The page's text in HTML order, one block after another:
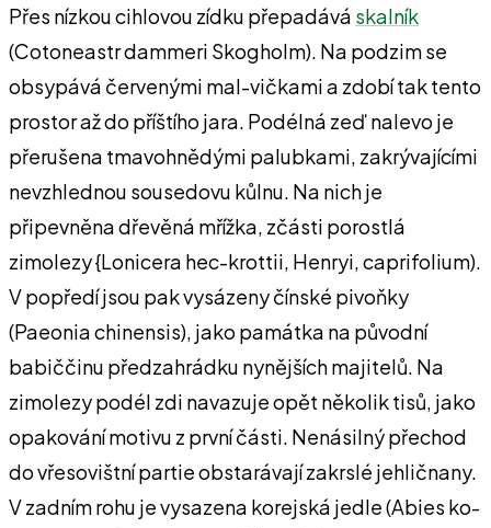
Přes nízkou cihlovou zídku přepadává skalník
(Cotoneastr dammeri Skogholm). Na podzim se
obsypává červenými mal-vičkami a zdobí tak tento
prostor až do příštího jara. Podélná zeď nalevo je
přerušena tmavohnědými palubkami, zakrývajícími
nevzhlednou sousedovu kůlnu. Na nich je
připevněna dřevěná mřížka, zčásti porostlá
zimolezy {Lonicera hec-krottii, Henryi, caprifolium).
V popředí jsou pak vysázeny čínské pivoňky
(Paeonia chinensis), jako památka na původní
babiččinu předzahrádku nynějších majitelů. Na
zimolezy podél zdi navazuje opět několik tisů, jako
opakování motivu z první části. Nenásilný přechod
do vřesovištní partie obstarávají zakrslé jehličnany.
V zadním rohu je vysazena korejská jedle (Abies ko-